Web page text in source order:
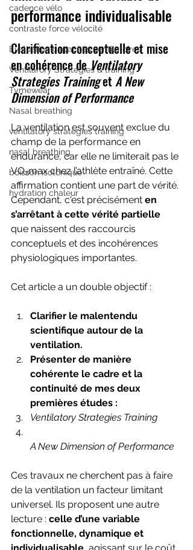
cadence vélo
contraste force vélocité
Evaluation capacités ventilatoires
Ventilarory Strategies & training
Tymewear
Nasal breathing
ventilatory strategies training
nasal breathing
boisson isotonique
hydration chaleur
performance individualisable
Clarification conceptuelle et mise
en cohérence de Ventilatory
Strategies Training et A New
Dimension of Performance
La ventilation est souvent exclue du
champ de la performance en
endurance, car elle ne limiterait pas le
VO₂max chez l’athlète entraîné. Cette
affirmation contient une part de vérité.
Cependant, c'est précisément en
s’arrêtant à cette vérité partielle
que naissent des raccourcis
conceptuels et des incohérences
physiologiques importantes.
Cet article a un double objectif :
Clarifier le malentendu
scientifique autour de la
ventilation.
Présenter de manière
cohérente le cadre et la
continuité de mes deux
premières études :
Ventilatory Strategies Training
A New Dimension of Performance
Ces travaux ne cherchent pas à faire
de la ventilation un facteur limitant
universel. Ils proposent une autre
lecture : celle d’une variable
fonctionnelle, dynamique et